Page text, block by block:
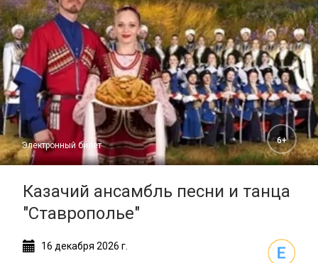
Казачий ансамбль песни и танца
"Ставрополье"
Электронный билет 6+
16 декабря 2026 г.